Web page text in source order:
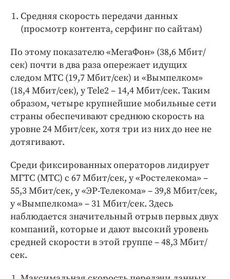
Средняя скорость передачи данных
(просмотр контента, серфинг по сайтам)
По этому показателю «МегаФон» (38,6 Мбит/
сек) почти в два раза опережает идущих
следом МТС (19,7 Мбит/сек) и «Вымпелком»
(18,4 Мбит/сек), у Tele2 – 14,4 Мбит/сек. Таким
образом, четыре крупнейшие мобильные сети
страны обеспечивают среднюю скорость на
уровне 24 Мбит/сек, хотя три из них до нее не
дотягивают.
Среди фиксированных операторов лидирует
МГТС (МТС) с 67 Мбит/сек, у «Ростелекома» –
55,3 Мбит/сек, у «ЭР-Телекома» – 39,8 Мбит/сек,
у «Вымпелкома» – 31 Мбит/сек. Здесь
наблюдается значительный отрыв первых двух
компаний, которые и дают высокий уровень
средней скорости в этой группе – 48,3 Мбит/
сек.